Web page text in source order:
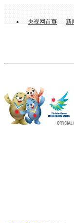
央视网首页 新